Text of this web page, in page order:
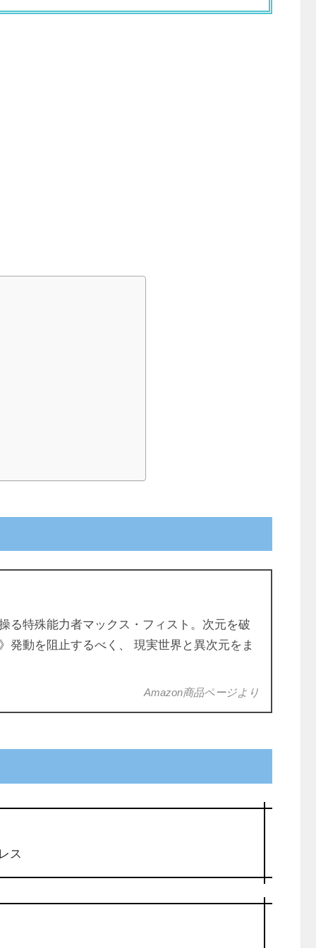
る特殊能力者マックス・フィスト。次元を破
発動を阻止するべく、 現実世界と異次元をま
Amazon商品ページより
ス